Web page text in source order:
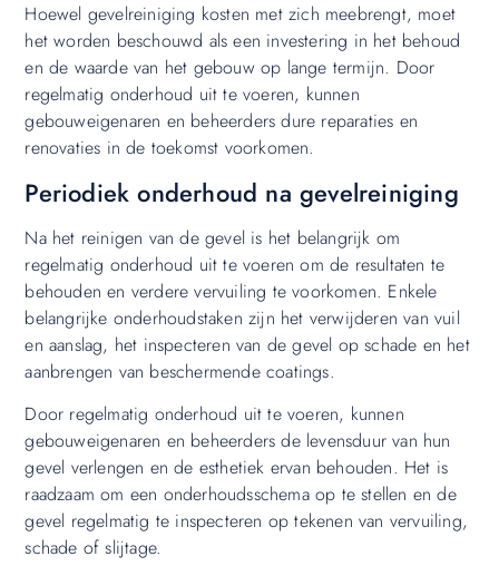
Hoewel gevelreiniging kosten met zich meebrengt, moet
het worden beschouwd als een investering in het behoud
en de waarde van het gebouw op lange termijn. Door
regelmatig onderhoud uit te voeren, kunnen
gebouweigenaren en beheerders dure reparaties en
renovaties in de toekomst voorkomen.
Periodiek onderhoud na gevelreiniging
Na het reinigen van de gevel is het belangrijk om
regelmatig onderhoud uit te voeren om de resultaten te
behouden en verdere vervuiling te voorkomen. Enkele
belangrijke onderhoudstaken zijn het verwijderen van vuil
en aanslag, het inspecteren van de gevel op schade en het
aanbrengen van beschermende coatings.
Door regelmatig onderhoud uit te voeren, kunnen
gebouweigenaren en beheerders de levensduur van hun
gevel verlengen en de esthetiek ervan behouden. Het is
raadzaam om een onderhoudsschema op te stellen en de
gevel regelmatig te inspecteren op tekenen van vervuiling,
schade of slijtage.